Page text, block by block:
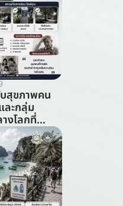
สุขภาพคน
ละกลุ่ม
งโลกที่
ารณสุข)